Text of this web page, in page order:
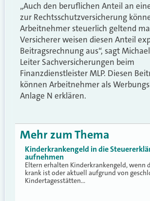
„Auch den beruflichen Anteil an
zur Rechtsschutzversicherung
Arbeitnehmer steuerlich geltend
Versicherer weisen diesen Anteil
Beitragsrechnung aus“, sagt
Leiter Sachversicherungen beim
Finanzdienstleister MLP. Diesen
können Arbeitnehmer als
Anlage N erklären.
Mehr zum Thema
Kinderkrankengeld in die
aufnehmen
Eltern erhalten Kinderkrankengeld, wenn
krank ist oder aktuell aufgrund von
Kindertagesstätten…